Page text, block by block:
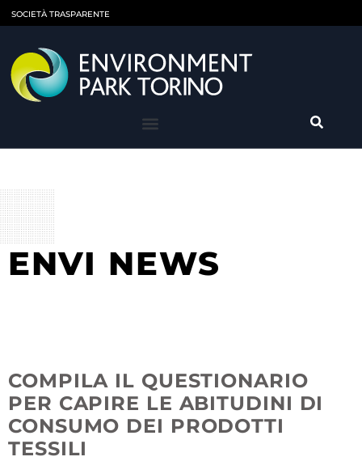
SOCIETÀ TRASPARENTE
ENVI NEWS
COMPILA IL QUESTIONARIO
PER CAPIRE LE ABITUDINI DI
CONSUMO DEI PRODOTTI
TESSILI